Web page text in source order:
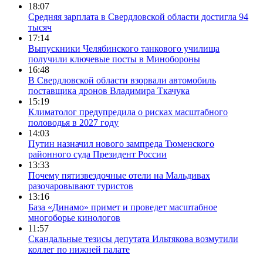
18:07
Средняя зарплата в Свердловской области достигла 94
тысяч
17:14
Выпускники Челябинского танкового училища
получили ключевые посты в Минобороны
16:48
В Свердловской области взорвали автомобиль
поставщика дронов Владимира Ткачука
15:19
Климатолог предупредила о рисках масштабного
половодья в 2027 году
14:03
Путин назначил нового зампреда Тюменского
районного суда Президент России
13:33
Почему пятизвездочные отели на Мальдивах
разочаровывают туристов
13:16
База «Динамо» примет и проведет масштабное
многоборье кинологов
11:57
Скандальные тезисы депутата Ильтякова возмутили
коллег по нижней палате